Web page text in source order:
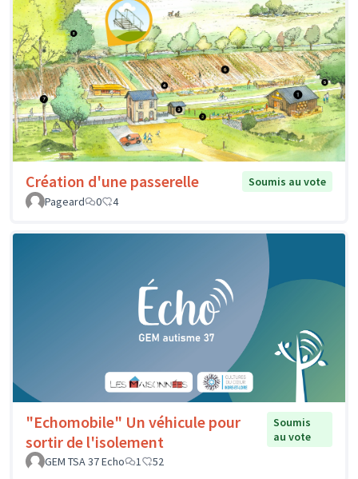
Création d'une passerelle
Soumis au vote
Pageard
0 4
"Echomobile" Un véhicule pour
sortir de l'isolement
Soumis
au vote
GEM TSA 37 Echo
1 52